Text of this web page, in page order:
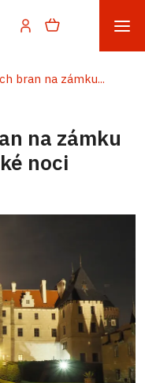
bran na zámku...
na zámku
noci